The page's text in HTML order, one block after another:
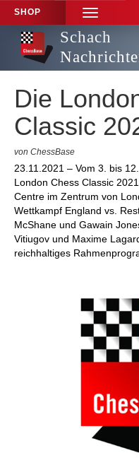
SHOP
TOGGLE
NAVIGATION
Schach
Die
Classic
von ChessBase
23.11.2021 – Vom 3. bis
London Chess Classic
Centre im Zentrum von
Wettkampf England vs.
McShane und Gawain
Vitiugov und Maxime
reichhaltiges